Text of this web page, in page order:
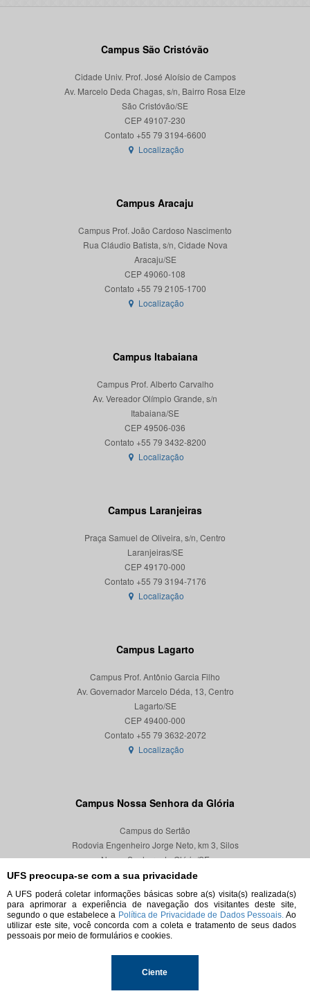
UFS preocupa-se com a sua privacidade
A UFS poderá coletar informações básicas sobre a(s) visita(s) realizada(s)
para aprimorar a experiência de navegação dos visitantes deste site,
segundo o que estabelece a Política de Privacidade de Dados Pessoais. Ao
utilizar este site, você concorda com a coleta e tratamento de seus dados
pessoais por meio de formulários e cookies.
Ciente
Campus São Cristóvão
Cidade Univ. Prof. José Aloísio de Campos
Av. Marcelo Deda Chagas, s/n, Bairro Rosa Elze
São Cristóvão/SE
CEP 49107-230
Localização
Campus Aracaju
Campus Prof. João Cardoso Nascimento
Rua Cláudio Batista, s/n, Cidade Nova
Aracaju/SE
CEP 49060-108
Localização
Campus Itabaiana
Campus Prof. Alberto Carvalho
Av. Vereador Olímpio Grande, s/n
Itabaiana/SE
CEP 49506-036
Localização
Campus Laranjeiras
Praça Samuel de Oliveira, s/n, Centro
Laranjeiras/SE
CEP 49170-000
Localização
Campus Lagarto
Campus Prof. Antônio Garcia Filho
Av. Governador Marcelo Déda, 13, Centro
Lagarto/SE
CEP 49400-000
Localização
Campus Nossa Senhora da Glória
Campus do Sertão
Rodovia Engenheiro Jorge Neto, km 3, Silos
Nossa Senhora da Glória/SE
CEP 49680-000
Localização
© 2026. Todos os direitos reservados.
Universidade Federal de Sergipe.